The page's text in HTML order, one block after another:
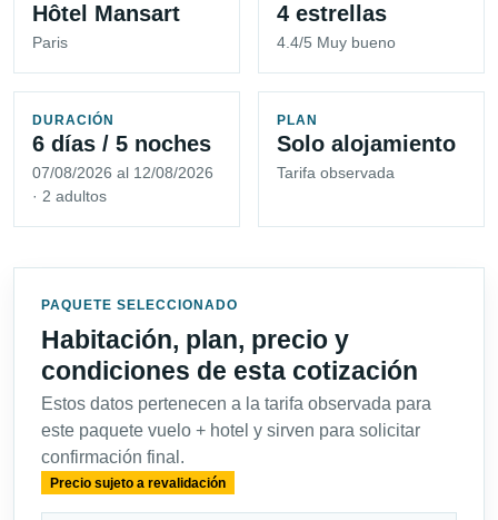
Hôtel Mansart
Paris
4 estrellas
4.4/5 Muy bueno
DURACIÓN
6 días / 5 noches
07/08/2026 al 12/08/2026
· 2 adultos
PLAN
Solo alojamiento
Tarifa observada
PAQUETE SELECCIONADO
Habitación, plan, precio y
condiciones de esta cotización
Estos datos pertenecen a la tarifa observada para
este paquete vuelo + hotel y sirven para solicitar
confirmación final.
Precio sujeto a revalidación